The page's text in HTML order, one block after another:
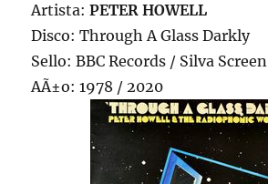
Artista:PETER HOWELL
Disco: Through A Glass Darkly
Sello: BBC Records / Silva Screen
AÃ±o: 1978 / 2020